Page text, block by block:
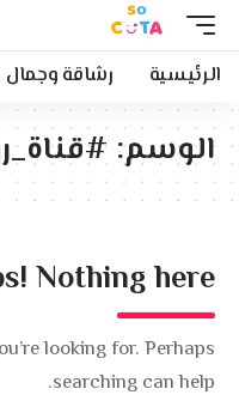
الرئيسية رشاقة وجمال
الوسم:
Nothing here
looking for. Perhaps
searching can help.